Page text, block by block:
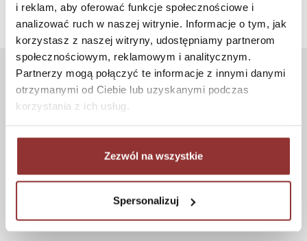
i reklam, aby oferować funkcje społecznościowe i
analizować ruch w naszej witrynie. Informacje o tym, jak
korzystasz z naszej witryny, udostępniamy partnerom
społecznościowym, reklamowym i analitycznym.
Partnerzy mogą połączyć te informacje z innymi danymi
otrzymanymi od Ciebie lub uzyskanymi podczas
korzystania z ich usług.
Zezwól na wszystkie
Spersonalizuj
ZAKUPY
Formy płatności
Informacje techniczne